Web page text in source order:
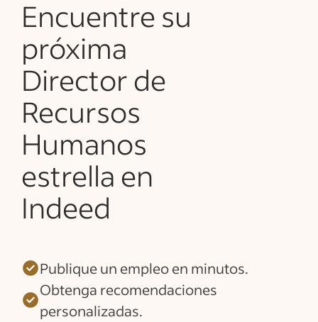
Encuentre su
próxima
Director de
Recursos
Humanos
estrella en
Indeed
Publique un empleo en minutos.
Obtenga recomendaciones
personalizadas.